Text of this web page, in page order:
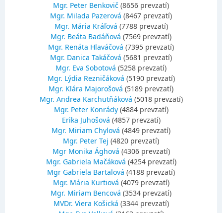
Mgr. Peter Benkovič (8656 prevzatí)
Mgr. Milada Pazerová (8467 prevzatí)
Mgr. Mária Kráľová (7788 prevzatí)
Mgr. Beáta Badáňová (7569 prevzatí)
Mgr. Renáta Hlaváčová (7395 prevzatí)
Mgr. Danica Takáčová (5681 prevzatí)
Mgr. Eva Sobotová (5258 prevzatí)
Mgr. Lýdia Rezničáková (5190 prevzatí)
Mgr. Klára Majorošová (5189 prevzatí)
Mgr. Andrea Karchutňáková (5018 prevzatí)
Mgr. Peter Konrády(4884 prevzatí)
Erika Juhošová (4857 prevzatí)
Mgr. Miriam Chylová (4849 prevzatí)
Mgr. Peter Tej (4820 prevzatí)
Mgr Monika Ághová (4306 prevzatí)
Mgr. Gabriela Mačáková (4254 prevzatí)
Mgr Gabriela Bartalová (4188 prevzatí)
Mgr. Mária Kurtiová (4079 prevzatí)
Mgr. Miriam Bencová (3534 prevzatí)
MVDr. Viera Košická (3344 prevzatí)